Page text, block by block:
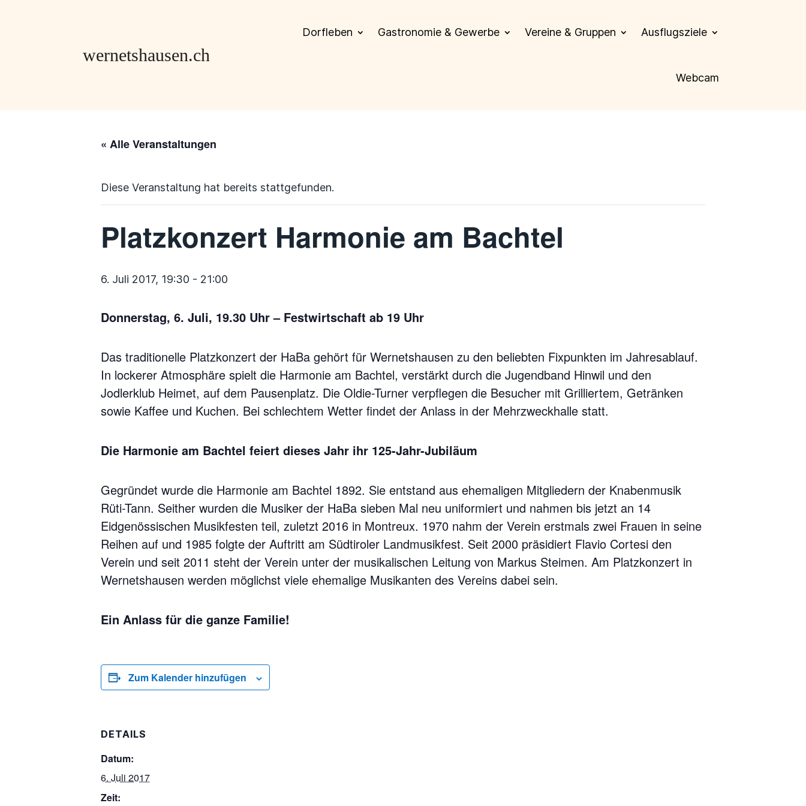
Dorfleben Gastronomie & Gewerbe Vereine & Gruppen Ausflugsziele
Webcam
« Alle Veranstaltungen
Diese Veranstaltung hat bereits stattgefunden.
Platzkonzert Harmonie am Bachtel
6. Juli 2017, 19:30 - 21:00
Donnerstag, 6. Juli, 19.30 Uhr – Festwirtschaft ab 19 Uhr
Das traditionelle Platzkonzert der HaBa gehört für Wernetshausen zu den beliebten Fixpunkten im Jahresablauf.
In lockerer Atmosphäre spielt die Harmonie am Bachtel, verstärkt durch die Jugendband Hinwil und den
Jodlerklub Heimet, auf dem Pausenplatz. Die Oldie-Turner verpflegen die Besucher mit Grilliertem, Getränken
sowie Kaffee und Kuchen. Bei schlechtem Wetter findet der Anlass in der Mehrzweckhalle statt.
Die Harmonie am Bachtel feiert dieses Jahr ihr 125-Jahr-Jubiläum
Gegründet wurde die Harmonie am Bachtel 1892. Sie entstand aus ehemaligen Mitgliedern der Knabenmusik
Rüti-Tann. Seither wurden die Musiker der HaBa sieben Mal neu uniformiert und nahmen bis jetzt an 14
Eidgenössischen Musikfesten teil, zuletzt 2016 in Montreux. 1970 nahm der Verein erstmals zwei Frauen in seine
Reihen auf und 1985 folgte der Auftritt am Südtiroler Landmusikfest. Seit 2000 präsidiert Flavio Cortesi den
Verein und seit 2011 steht der Verein unter der musikalischen Leitung von Markus Steimen. Am Platzkonzert in
Wernetshausen werden möglichst viele ehemalige Musikanten des Vereins dabei sein.
Ein Anlass für die ganze Familie!
Zum Kalender hinzufügen
DETAILS
Datum:
6. Juli 2017
Zeit: